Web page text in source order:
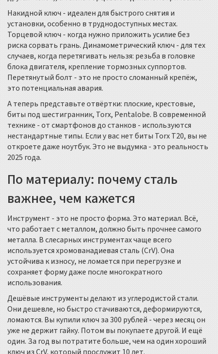
Накидной ключ - идеален для быстрого снятия и
установки, особенно в труднодоступных местах.
Торцевой ключ - когда нужно приложить усилие без
риска сорвать грань. Динамометрический ключ - для тех
случаев, когда перетягивать нельзя: резьба в головке
блока двигателя, крепление тормозных суппортов.
Перетянутый болт - это не просто сломанный крепёж,
это потенциальная авария.
А теперь представьте отвёртки: плоские, крестовые,
биты под шестигранник, Torx, Pentalobe. В современной
технике - от смартфонов до станков - используются
нестандартные типы. Если у вас нет биты Torx T20, вы не
откроете даже ноутбук. Это не выдумка - это реальность
2025 года.
По материалу: почему сталь
важнее, чем кажется
Инструмент - это не просто форма. Это материал. Всё,
что работает с металлом, должно быть прочнее самого
металла. В слесарных инструментах чаще всего
используется хромованадиевая сталь (CrV). Она
устойчива к износу, не ломается при перегрузке и
сохраняет форму даже после многократного
использования.
Дешёвые инструменты делают из углеродистой стали.
Они дешевле, но быстро стачиваются, деформируются,
ломаются. Вы купили ключ за 300 рублей - через месяц он
уже не держит гайку. Потом вы покупаете другой. И ещё
один. За год вы потратите больше, чем на один хороший